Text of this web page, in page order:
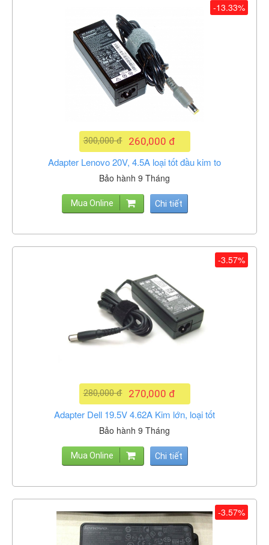
260,000 đ
300,000 đ
Adapter Lenovo 20V, 4.5A loại tốt đầu kim to
Bảo hành 9 Tháng
Mua Online Chi tiết
-13.33%
270,000 đ
280,000 đ
Adapter Dell 19.5V 4.62A Kim lớn, loại tốt
Bảo hành 9 Tháng
Mua Online Chi tiết
-3.57%
-3.57%